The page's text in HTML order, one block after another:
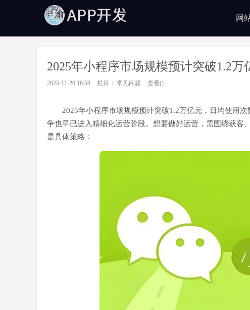
网
2025年小程序市场规模预计突破1.2万
2025-11-20 16:58 栏目： 常见问题 查看()
2025年小程序市场规模预计突破1.2万亿元，日均使用
争也早已进入精细化运营阶段。想要做好运营，需围绕获客
是具体策略：